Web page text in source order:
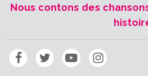
Nous contons des